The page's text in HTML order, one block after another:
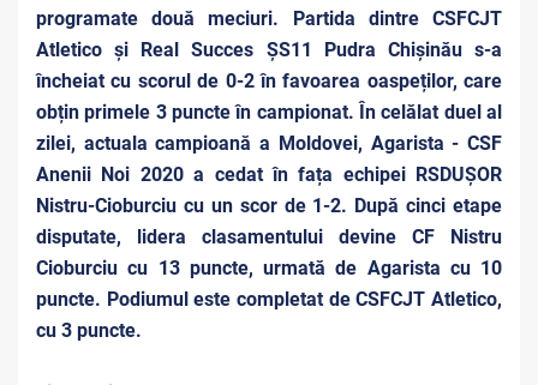
programate două meciuri. Partida dintre CSFCJT
Atletico și Real Succes ȘS11 Pudra Chișinău s-a
încheiat cu scorul de 0-2 în favoarea oaspeților, care
obțin primele 3 puncte în campionat. În celălat duel al
zilei, actuala campioană a Moldovei, Agarista - CSF
Anenii Noi 2020 a cedat în fața echipei RSDUȘOR
Nistru-Cioburciu cu un scor de 1-2. După cinci etape
disputate, lidera clasamentului devine CF Nistru
Cioburciu cu 13 puncte, urmată de Agarista cu 10
puncte. Podiumul este completat de CSFCJT Atletico,
cu 3 puncte.